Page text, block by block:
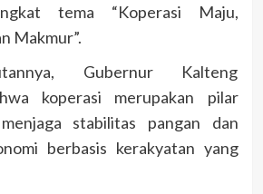
tema “Koperasi Maju,
Makmur”.
Gubernur Kalteng
koperasi merupakan pilar
stabilitas pangan dan
berbasis kerakyatan yang